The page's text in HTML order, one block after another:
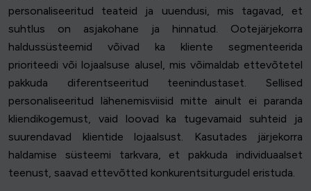
personaliseeritud teateid ja uuendusi, mis tagavad, et
suhtlus on asjakohane ja hinnatud. Ootejärjekorra
haldussüsteemid võivad ka kliente segmenteerida
prioriteedi või lojaalsuse alusel, mis võimaldab ettevõtetel
pakkuda diferentseeritud teenindustaset. Sellised
personaliseeritud lähenemisviisid mitte ainult ei paranda
kliendikogemust, vaid loovad ka tugevamaid suhteid ja
suurendavad klientide lojaalsust. Kasutades järjekorra
haldamise süsteemi tarkvara, et pakkuda individuaalset
teenust, saavad ettevõtted konkurentsiturgudel eristuda.